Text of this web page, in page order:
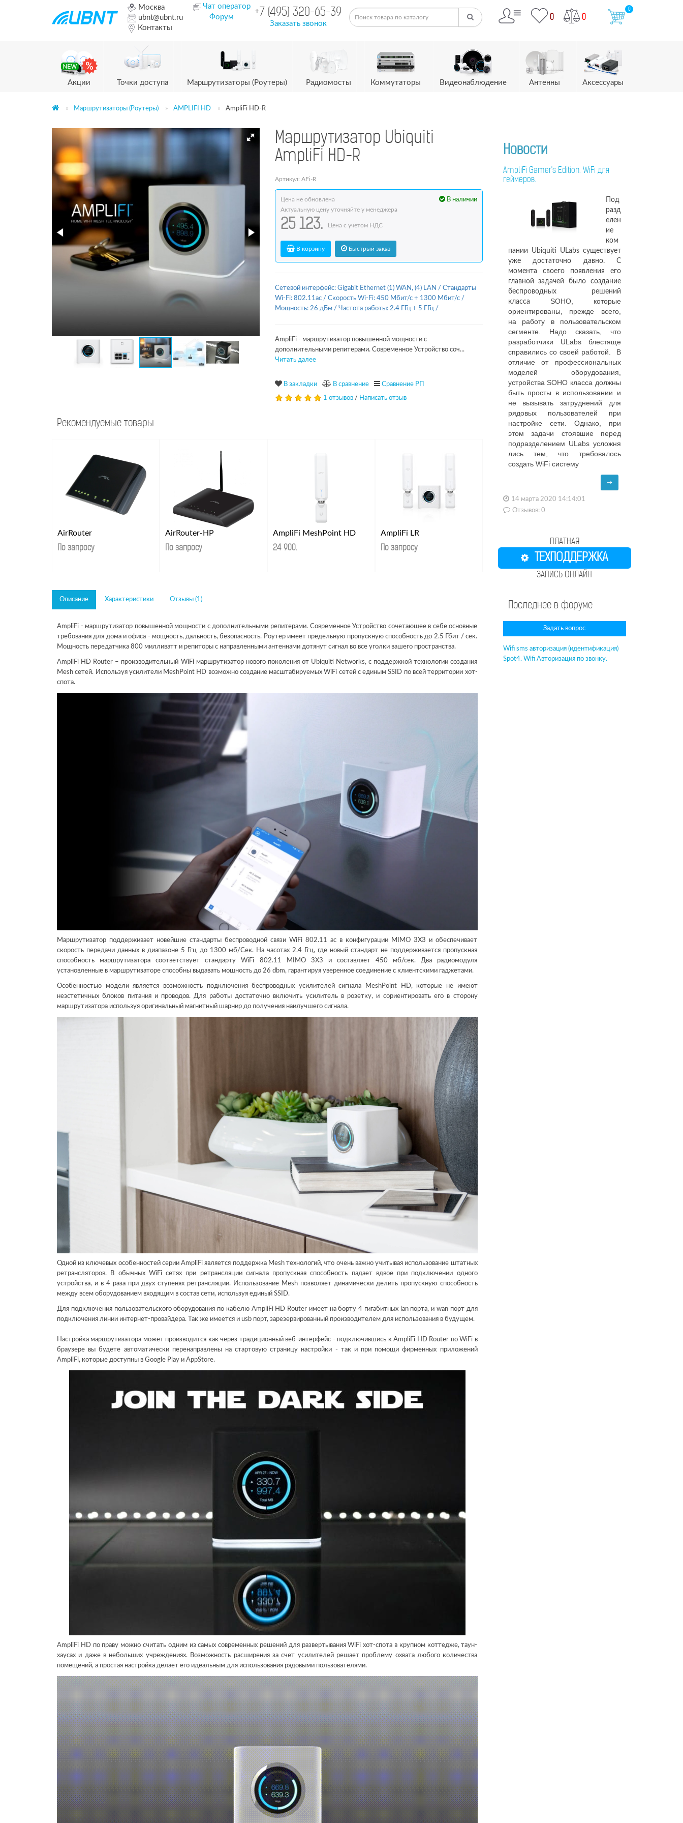
Москва
ubnt@ubnt.ru
Контакты
Чат оператор
Форум
+7 (495) 320-65-39
Заказать звонок
0 0
0
Акции Точки доступа Маршрутизаторы (Роутеры) Радиомосты Коммутаторы Видеонаблюдение Антенны Аксессуары
Маршрутизаторы (Роутеры) AMPLIFI HD AmpliFi HD-R
Маршрутизатор Ubiquiti
AmpliFi HD-R
Артикул: AFi-R
В наличии
Цена не обновлена
Актуальную цену уточняйте у менеджера
25 123. Цена с учетом НДС
В корзину Быстрый заказ
Сетевой интерфейс: Gigabit Ethernet (1) WAN, (4) LAN / Стандарты
Wi-Fi: 802.11ac/ Скорость Wi-Fi: 450 Мбит/с + 1300 Мбит/с/
Мощность: 26 дБм/ Частота работы: 2.4 ГГц + 5 ГГц/
AmpliFi - маршрутизатор повышенной мощности с
дополнительными репитерами. Современное Устройство соч...
Читать далее
В закладки В сравнение Сравнение РП
1 отзывов/ Написать отзыв
Рекомендуемые товары
AirRouter
По запросу
AirRouter-HP
По запросу
AmpliFi MeshPoint HD
24 900.
AmpliFi LR
По запросу
Описание Характеристики Отзывы (1)
AmpliFi - маршрутизатор повышенной мощности с дополнительными репитерами. Современное Устройство сочетающее в себе основные
требования для дома и офиса - мощность, дальность, безопасность. Роутер имеет предельную пропускную способность до 2.5 Гбит / сек.
Мощность передатчика 800 милливатт и репиторы с направленными антеннами дотянут сигнал во все уголки вашего пространства.
AmpliFi HD Router – производительный WiFi маршрутизатор нового поколения от Ubiquiti Networks, с поддержкой технологии создания
Mesh сетей. Используя усилители MeshPoint HD возможно создание масштабируемых WiFi сетей с единым SSID по всей территории хот-
спота.
Маршрутизатор поддерживает новейшие стандарты беспроводной связи WiFi 802.11 ac в конфигурации MIMO 3X3 и обеспечивает
скорость передачи данных в диапазоне 5 Ггц до 1300 мб/Сек. На часотах 2.4 Ггц, где новый стандарт не поддерживается пропускная
способность маршрутизатора соответствует стандарту WiFi 802.11 MIMO 3X3 и составляет 450 мб/сек. Два радиомодуля
установленные в маршрутизаторе способны выдавать мощность до 26 dbm, гарантируя уверенное соединение с клиентскими гаджетами.
Особенностью модели является возможность подключения беспроводных усилителей сигнала MeshPoint HD, которые не имеют
неэстетичных блоков питания и проводов. Для работы достаточно включить усилитель в розетку, и сориентировать его в сторону
маршрутизатора используя оригинальный магнитный шарнир до получения наилучшего сигнала.
Одной из ключевых особенностей серии AmpliFi является поддержка Mesh технологий, что очень важно учитывая использование штатных
ретрансляторов. В обычных WiFi сетях при ретрансляции сигнала пропускная способность падает вдвое при подключении одного
устройства, и в 4 раза при двух ступенях ретрансляции. Использование Mesh позволяет динамически делить пропускную способность
между всем оборудованием входящим в состав сети, используя единый SSID.
Для подключения пользовательского оборудования по кабелю AmpliFi HD Router имеет на борту 4 гигабитных lan порта, и wan порт для
подключения линии интернет-провайдера. Так же имеется и usb порт, зарезервированный производителем для использования в будущем.
Настройка маршрутизатора может производится как через традиционный веб-интерфейс - подключившись к AmpliFi HD Router по WiFi в
браузере вы будете автоматически перенаправлены на стартовую страницу настройки - так и при помощи фирменных приложений
AmpliFi, которые доступны в Google Play и AppStore.
AmpliFi HD по праву можно считать одним из самых современных решений для развертывания WiFi хот-спота в крупном коттедже, таун-
хаусах и даже в небольших учреждениях. Возможность расширения за счет усилителей решает проблему охвата любого количества
помещений, а простая настройка делает его идеальным для использования рядовыми пользователями.
Новости
AmpliFi Gamer's Edition. WiFi для
геймеров.
Под
разд
елен
ие
ком
пании Ubiquiti ULabsсуществует
уже достаточно давно. С
момента своего появления его
главной задачей было создание
беспроводных решений
класса SOHO, которые
ориентированы, прежде всего,
на работу в пользовательском
сегменте. Надо сказать, что
разработчики ULabs блестяще
справились со своей работой. В
отличие от профессиональных
моделей оборудования,
устройства SOHO класса должны
быть просты в использовании и
не вызывать затруднений для
рядовых пользователей при
настройке сети. Однако, при
этом задачи стоявшие перед
подразделением ULabs усложня
лись тем, что требовалось
создать WiFi систему
→
14 марта 2020 14:14:01
Отзывов: 0
ПЛАТНАЯ
ТЕХПОДДЕРЖКА
ЗАПИСЬ ОНЛАЙН
Последнее в форуме
Задать вопрос
Wifi sms авторизация (идентификация)
Spot4. Wifi Авторизация по звонку.